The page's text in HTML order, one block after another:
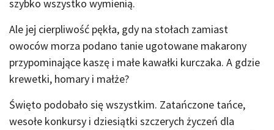
szybko wszystko wymienią.
Ale jej cierpliwość pękła, gdy na stołach zamiast
owoców morza podano tanie ugotowane makarony
przypominające kaszę i małe kawałki kurczaka. A gdzie
krewetki, homary i małże?
Święto podobało się wszystkim. Zatańczone tańce,
wesołe konkursy i dziesiątki szczerych życzeń dla